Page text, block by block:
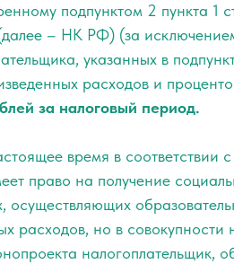
подпунктом 2 пункта 1
– НК РФ) (за
указанных в
расходов и
за налоговый период.
время в соответствии
право на получение
осуществляющих
расходов, но в
налогоплательщик,